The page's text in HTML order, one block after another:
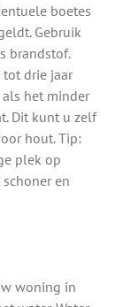
boetes
Gebruik
brandstof.
drie jaar
het minder
Dit kunt u zelf
hout. Tip:
plek op
en
woning in